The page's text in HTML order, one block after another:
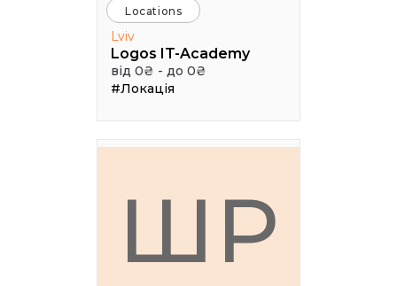
Locations
Lviv
Logos IT-Academy
від 0₴ - до 0₴
#Локація
ШР